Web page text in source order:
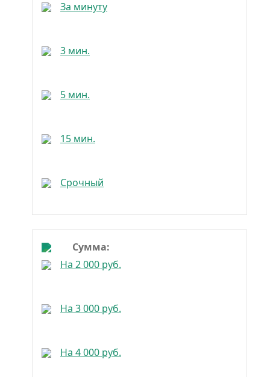
Проверенные
На нулевую карту
Без регистрации
Без платных услуг
Выгодные
Новые
За минуту
3 мин.
5 мин.
15 мин.
Срочный
Сумма:
На 2 000 руб.
На 3 000 руб.
На 4 000 руб.